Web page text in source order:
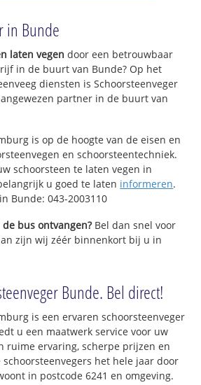
in Bunde
laten vegen door een betrouwbaar
in de buurt van Bunde? Op het
diensten is Schoorsteenveger
partner in de buurt van
is op de hoogte van de eisen en
en schoorsteentechniek.
schoorsteen te laten vegen in
u goed te laten informeren.
Bunde: 043-2003110
bus ontvangen?Bel dan snel voor
zijn wij zéér binnenkort bij u in
Bunde. Bel direct!
is een ervaren schoorsteenveger
u een maatwerk service voor uw
ruime ervaring, scherpe prijzen en
het hele jaar door
in postcode 6241 en omgeving.